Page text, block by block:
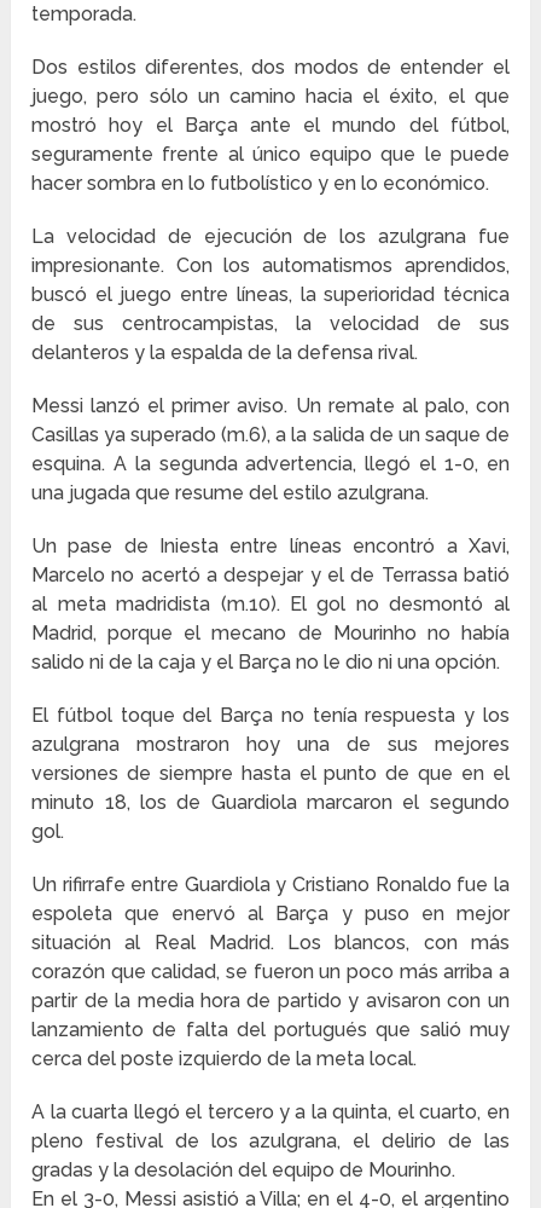
temporada.
Dos estilos diferentes, dos modos de entender el
juego, pero sólo un camino hacia el éxito, el que
mostró hoy el Barça ante el mundo del fútbol,
seguramente frente al único equipo que le puede
hacer sombra en lo futbolístico y en lo económico.
La velocidad de ejecución de los azulgrana fue
impresionante. Con los automatismos aprendidos,
buscó el juego entre líneas, la superioridad técnica
de sus centrocampistas, la velocidad de sus
delanteros y la espalda de la defensa rival.
Messi lanzó el primer aviso. Un remate al palo, con
Casillas ya superado (m.6), a la salida de un saque de
esquina. A la segunda advertencia, llegó el 1-0, en
una jugada que resume del estilo azulgrana.
Un pase de Iniesta entre líneas encontró a Xavi,
Marcelo no acertó a despejar y el de Terrassa batió
al meta madridista (m.10). El gol no desmontó al
Madrid, porque el mecano de Mourinho no había
salido ni de la caja y el Barça no le dio ni una opción.
El fútbol toque del Barça no tenía respuesta y los
azulgrana mostraron hoy una de sus mejores
versiones de siempre hasta el punto de que en el
minuto 18, los de Guardiola marcaron el segundo
gol.
Un rifirrafe entre Guardiola y Cristiano Ronaldo fue la
espoleta que enervó al Barça y puso en mejor
situación al Real Madrid. Los blancos, con más
corazón que calidad, se fueron un poco más arriba a
partir de la media hora de partido y avisaron con un
lanzamiento de falta del portugués que salió muy
cerca del poste izquierdo de la meta local.
A la cuarta llegó el tercero y a la quinta, el cuarto, en
pleno festival de los azulgrana, el delirio de las
gradas y la desolación del equipo de Mourinho.
En el 3-0, Messi asistió a Villa; en el 4-0, el argentino